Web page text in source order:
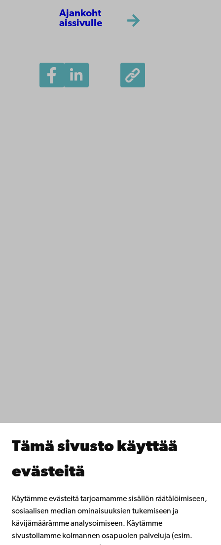
Tämä sivusto käyttää
evästeitä
Käytämme evästeitä tarjoamamme sisällön räätälöimiseen,
sosiaalisen median ominaisuuksien tukemiseen ja
kävijämäärämme analysoimiseen. Käytämme
sivustollamme kolmannen osapuolen palveluja (esim.
Ajankoht
aissivulle
Åbo Akademin kirjasto
Lahjoita Åbo Akademille
Åbo Akademista
Facebook Instagram YouTube LinkedIn Blog Snapchat